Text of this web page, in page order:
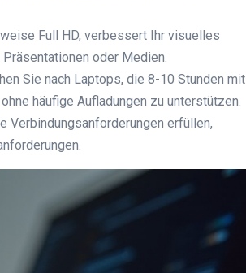
Full HD, verbessert Ihr visuelles
oder Medien.
Sie nach Laptops, die 8-10 Stunden mit
häufige Aufladungen zu unterstützen.
Verbindungsanforderungen erfüllen,